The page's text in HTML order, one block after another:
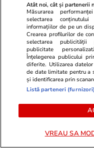
Știri România
O dronă a zburat
20 de minute în
al României și a
în Ucraina: resturi
căzut în zona
Periprava
Atât noi, cât și partenerii
Măsurarea
selectarea
informațiilor de pe un
Crearea profilurilor de
selectarea publicității
publicitate
Înțelegerea publicului
diferite. Utilizarea
de date limitate pentru a
și identificarea prin
Listă parteneri (furnizori)
VREAU SA